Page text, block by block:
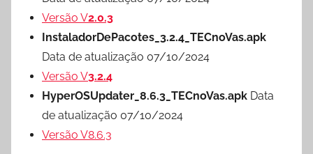
Versão V2.0.3
InstaladorDePacotes_3.2.4_TECnoVas.apk
Data de atualização 07/10/2024
Versão V3.2.4
HyperOSUpdater_8.6.3_TECnoVas.apk Data
de atualização 07/10/2024
Versão V8.6.3